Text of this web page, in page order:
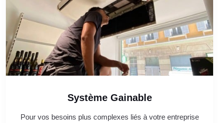
Système Gainable
Pour vos besoins plus complexes liés à votre entreprise